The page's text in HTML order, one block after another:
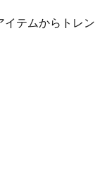
イテムからトレン